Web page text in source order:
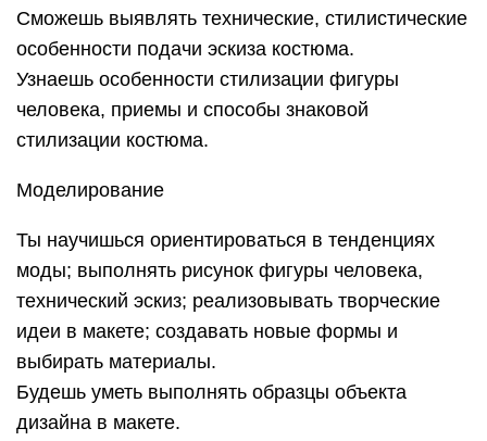
Сможешь выявлять технические, стилистические
особенности подачи эскиза костюма.
Узнаешь особенности стилизации фигуры
человека, приемы и способы знаковой
стилизации костюма.
Моделирование
Ты научишься ориентироваться в тенденциях
моды; выполнять рисунок фигуры человека,
технический эскиз; реализовывать творческие
идеи в макете; создавать новые формы и
выбирать материалы.
Будешь уметь выполнять образцы объекта
дизайна в макете.